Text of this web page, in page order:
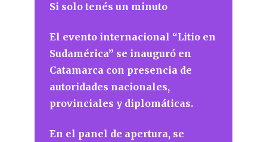
Si solo tenés un minuto
El evento internacional “Litio en
Sudamérica” se inauguró en
Catamarca con presencia de
autoridades nacionales,
provinciales y diplomáticas.
En el panel de apertura, se